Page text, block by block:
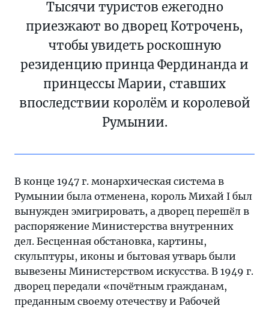
Тысячи туристов ежегодно
приезжают во дворец Котрочень,
чтобы увидеть роскошную
резиденцию принца Фердинанда и
принцессы Марии, ставших
впоследствии королём и королевой
Румынии.
В конце 1947 г. монархическая система в
Румынии была отменена, король Михай I был
вынужден эмигрировать, а дворец перешёл в
распоряжение Министерства внутренних
дел. Бесценная обстановка, картины,
скульптуры, иконы и бытовая утварь были
вывезены Министерством искусства. В 1949 г.
дворец передали «почётным гражданам,
преданным своему отечеству и Рабочей